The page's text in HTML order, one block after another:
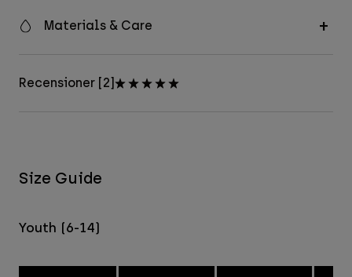
Materials & Care
Recensioner [2]
Size Guide
Youth (6-14)